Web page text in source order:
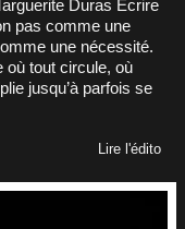
Duras Écrire
pas comme une
une nécessité.
où tout circule, où
jusqu’à parfois se
Lire l'édito